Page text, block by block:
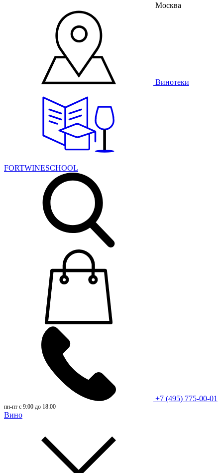
Москва
Винотеки
FORTWINESCHOOL
+7 (495) 775-00-01
пн-пт с 9:00 до 18:00
Вино